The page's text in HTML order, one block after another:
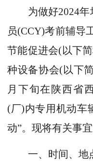
为做好2024
员(CCY)考前辅导
节能促进会(以下
种设备协会(以下
月下旬在陕西省
(厂)内专用机动车
动”。现将有关事
一、时间、地